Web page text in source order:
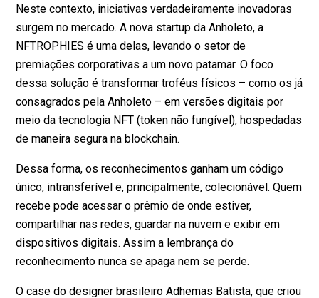
Neste contexto, iniciativas verdadeiramente inovadoras
surgem no mercado. A nova startup da Anholeto, a
NFTROPHIES é uma delas, levando o setor de
premiações corporativas a um novo patamar. O foco
dessa solução é transformar troféus físicos – como os já
consagrados pela Anholeto – em versões digitais por
meio da tecnologia NFT (token não fungível), hospedadas
de maneira segura na blockchain.
Dessa forma, os reconhecimentos ganham um código
único, intransferível e, principalmente, colecionável. Quem
recebe pode acessar o prêmio de onde estiver,
compartilhar nas redes, guardar na nuvem e exibir em
dispositivos digitais. Assim a lembrança do
reconhecimento nunca se apaga nem se perde.
O case do designer brasileiro Adhemas Batista, que criou